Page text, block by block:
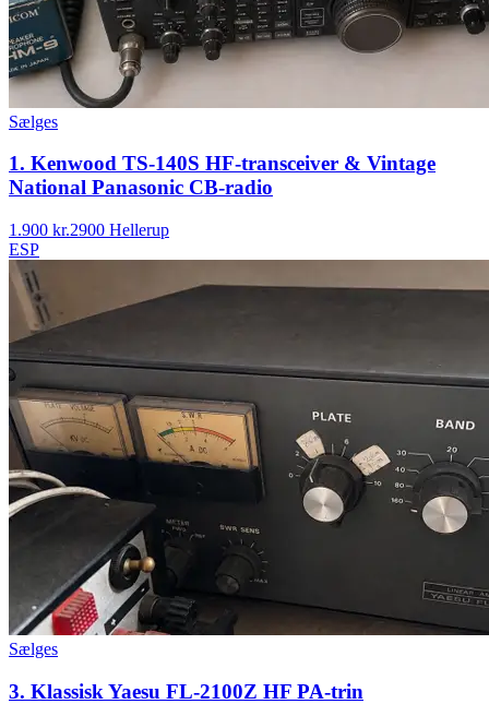
Sælges
1. Kenwood TS-140S HF-transceiver & Vintage
National Panasonic CB-radio
1.900 kr.2900 Hellerup
ESP
Sælges
3. Klassisk Yaesu FL-2100Z HF PA-trin